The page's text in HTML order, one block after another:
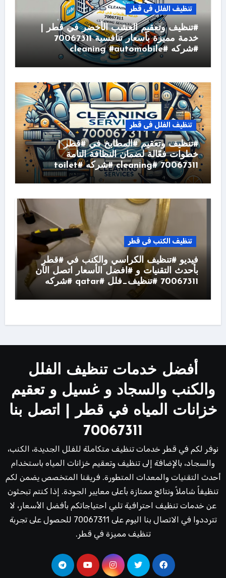
تنظيف الفلل فى قطر
#تنظيف وتعقيم العشب الأخضر في قطر |
خدمة مميزة بأسعار تنافسية 70067311
#شركه #cleaning #automobile
تنظيف الفلل فى قطر
#تنظيف وتعقيم #المطابخ في #قطر |
خطوات فعّالة لضمان النظافة التامة
70067311 #cleaning #شركه #toilet
تنظيف الكنب فى قطر
فيديو #تنظيف الكراسي والكنب في #قطر
بأحدث التقنيات و #افضل الأسعار اتصل الآن
70067311 #تنظيف_فلل #qatar #شركه
أفضل خدمات تنظيف الفلل
والكنب والسجاد و غسيل و تعقيم
خزانات المياه في قطر | اتصل بنا
70067311
نوفر لكم في قطر خدمات تنظيف متكاملة للفلل الجديدة، الكنب،
والسجاد، بالإضافة إلى تنظيف وتعقيم خزانات المياه باستخدام
أحدث التقنيات والمعدات المتطورة. فريقنا المتخصص يضمن لكم
تنظيفاً شاملاً ونتائج ممتازة بأعلى معايير الجودة. إذا كنتم تبحثون
عن خدمات تنظيف احترافية تلبي احتياجاتكم بأفضل الأسعار، لا
تترددوا في الاتصال بنا اليوم على 70067311 للحصول على تجربة
تنظيف مميزة في قطر.